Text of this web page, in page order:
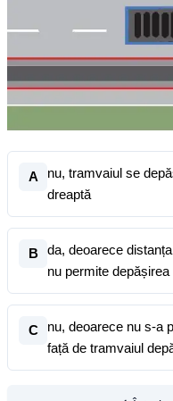
A
nu, tramvaiul se
dreaptă
B
da, deoarece
nu permite
C
nu, deoarece nu s-a
față de tramvaiul